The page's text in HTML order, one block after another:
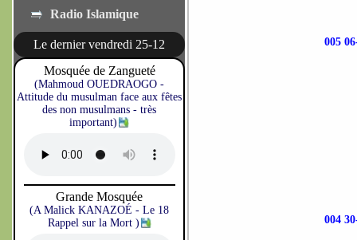
Radio Islamique
Le dernier vendredi 25-12
Mosquée de Zangueté
(Mahmoud OUEDRAOGO -
Attitude du musulman face aux fêtes
des non musulmans - très
important)
Grande Mosquée
(A Malick KANAZOÉ - Le 18
Rappel sur la Mort )
005
004